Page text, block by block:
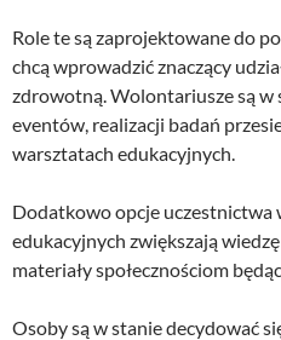
Role te są zaprojektowane do
chcą wprowadzić znaczący
zdrowotną. Wolontariusze są w
eventów, realizacji badań
warsztatach edukacyjnych.
Dodatkowo opcje uczestnictwa
edukacyjnych zwiększają
materiały społecznościom
Osoby są w stanie decydować